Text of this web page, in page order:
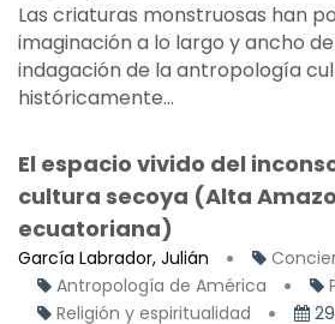
Las criaturas monstruosas han
imaginación a lo largo y ancho
indagación de la antropología
históricamente...
El espacio vivido del
cultura secoya (Alta
ecuatoriana)
García Labrador, Julián
Antropología de América
Religión y espiritualidad